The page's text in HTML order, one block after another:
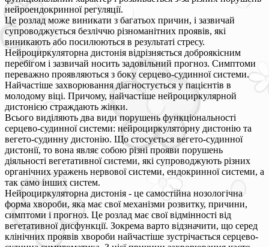
нейроендокринної регуляції.
Це розлад може виникати з багатьох причин, і зазвичай
супроводжується безліччю різноманітних проявів, які
виникають або посилюються в результаті стресу.
Нейроциркуляторна дистонія відрізняється доброякісним
перебігом і зазвичай носить задовільний прогноз. Симптоми
переважно проявляються з боку серцево-судинної системи.
Найчастіше захворювання діагностується у пацієнтів в
молодому віці. Причому, найчастіше нейроциркулярной
дистонією страждають жінки.
Всього виділяють два види порушень функціональності
серцево-судинної системи: нейроциркуляторну дистонію та
вегето-судинну дистонію. Що стосується вегето-судинної
дистонії, то вона являє собою різні прояви порушень
діяльності вегетативної системи, які супроводжують різних
органічних уражень нервової системи, ендокринної системи, а
так само інших систем.
Нейроциркуляторна дистонія - це самостійна нозологічна
форма хвороби, яка має свої механізми розвитку, причини,
симптоми і прогноз. Це розлад має свої відмінності від
вегетативної дисфункції. Зокрема варто відзначити, що серед
клінічних проявів хвороби найчастіше зустрічається серцево-